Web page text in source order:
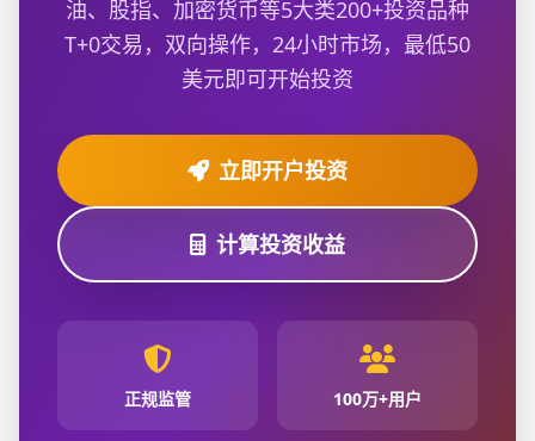
油、股指、加密货币等5大类200+投资品种
T+0交易，双向操作，24小时市场，最低50
美元即可开始投资
立即开户投资
计算投资收益
正规监管 100万+用户